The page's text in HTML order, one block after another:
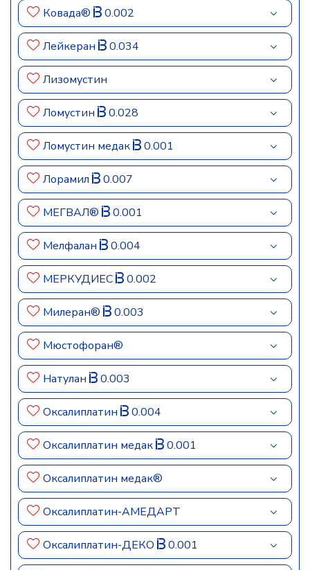
Ковада® 0.002
Лейкеран 0.034
Лизомустин
Ломустин 0.028
Ломустин медак 0.001
Лорамил 0.007
МЕГВАЛ® 0.001
Мелфалан 0.004
МЕРКУДИЕС 0.002
Милеран® 0.003
Мюстофоран®
Натулан 0.003
Оксалиплатин 0.004
Оксалиплатин медак 0.001
Оксалиплатин медак®
Оксалиплатин-АМЕДАРТ
Оксалиплатин-ДЕКО 0.001